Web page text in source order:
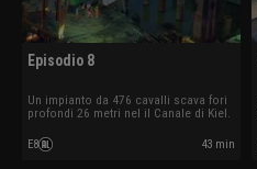
Episodio 8
Un impianto da 476 cavalli scava fori
profondi 26 metri nel il Canale di Kiel.
E8 43 min